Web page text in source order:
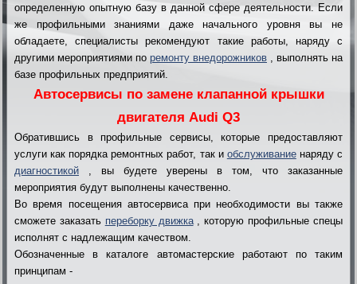
определенную опытную базу в данной сфере деятельности. Если
же профильными знаниями даже начального уровня вы не
обладаете, специалисты рекомендуют такие работы, наряду с
другими мероприятиями по ремонту внедорожников , выполнять на
базе профильных предприятий.
Автосервисы по замене клапанной крышки
двигателя Audi Q3
Обратившись в профильные сервисы, которые предоставляют
услуги как порядка ремонтных работ, так и обслуживаниенаряду с
диагностикой , вы будете уверены в том, что заказанные
мероприятия будут выполнены качественно.
Во время посещения автосервиса при необходимости вы также
сможете заказать переборку движка, которую профильные спецы
исполнят с надлежащим качеством.
Обозначенные в каталоге автомастерские работают по таким
принципам -